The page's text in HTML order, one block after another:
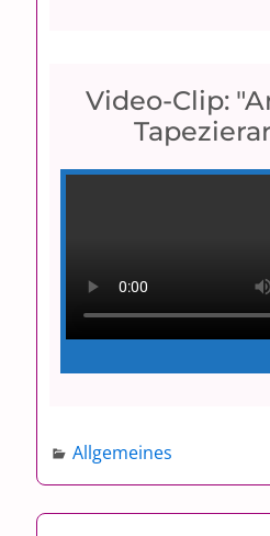
Video-Clip:
Allgemeines